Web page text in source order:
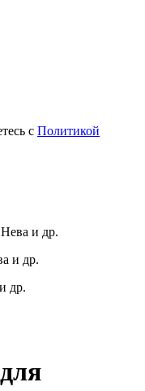
с Политикой
и др.
др.